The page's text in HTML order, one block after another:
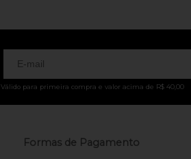
Válido para primeira compra e valor acima de R$ 40,00
Formas de Pagamento